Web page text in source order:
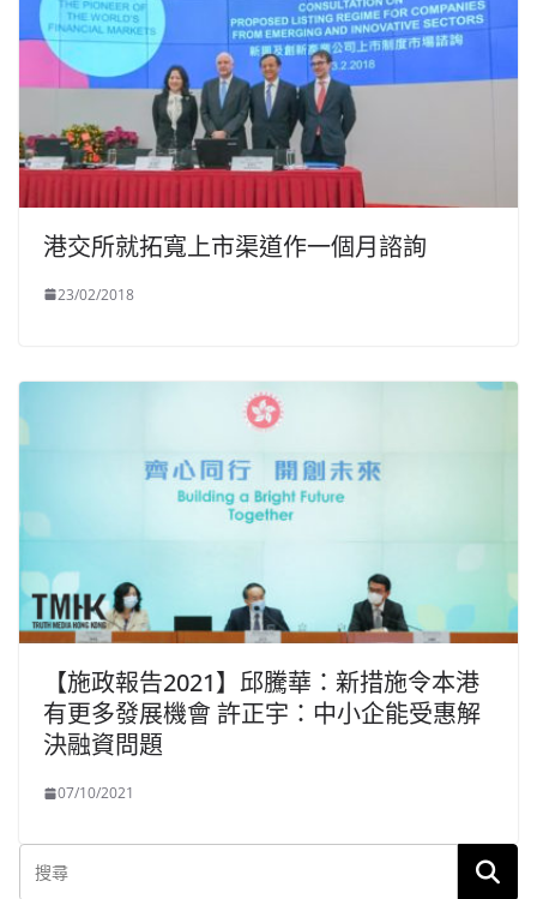
港交所就拓寬上市渠道作一個月諮詢
23/02/2018
【施政報告2021】邱騰華：新措施令本港
有更多發展機會 許正宇：中小企能受惠解
決融資問題
07/10/2021